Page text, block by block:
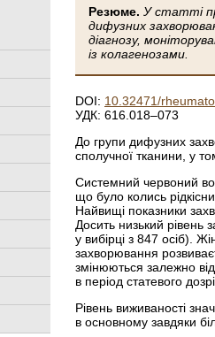
Резюме. У статті
дифузних
діагнозу,
із колагенозами.
DOI: 10.32471/
УДК: 616.018–073
До групи дифузних
сполучної тканини, у
Системний червоний
що було колись
Найвищі показники
Досить низький рівень
у вибірці з 847 осіб).
захворювання
змінюються залежно
в період статевого
Рівень виживаності
в основ­ному завдяки